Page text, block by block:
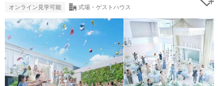
オンライン見学可能 式場・ゲストハウス